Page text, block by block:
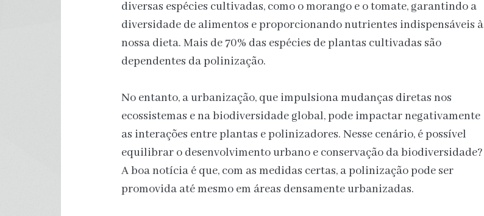
diversas espécies cultivadas, como o morango e o tomate, garantindo a
diversidade de alimentos e proporcionando nutrientes indispensáveis à
nossa dieta. Mais de 70% das espécies de plantas cultivadas são
dependentes da polinização.
No entanto, a urbanização, que impulsiona mudanças diretas nos
ecossistemas e na biodiversidade global, pode impactar negativamente
as interações entre plantas e polinizadores. Nesse cenário, é possível
equilibrar o desenvolvimento urbano e conservação da biodiversidade?
A boa notícia é que, com as medidas certas, a polinização pode ser
promovida até mesmo em áreas densamente urbanizadas.